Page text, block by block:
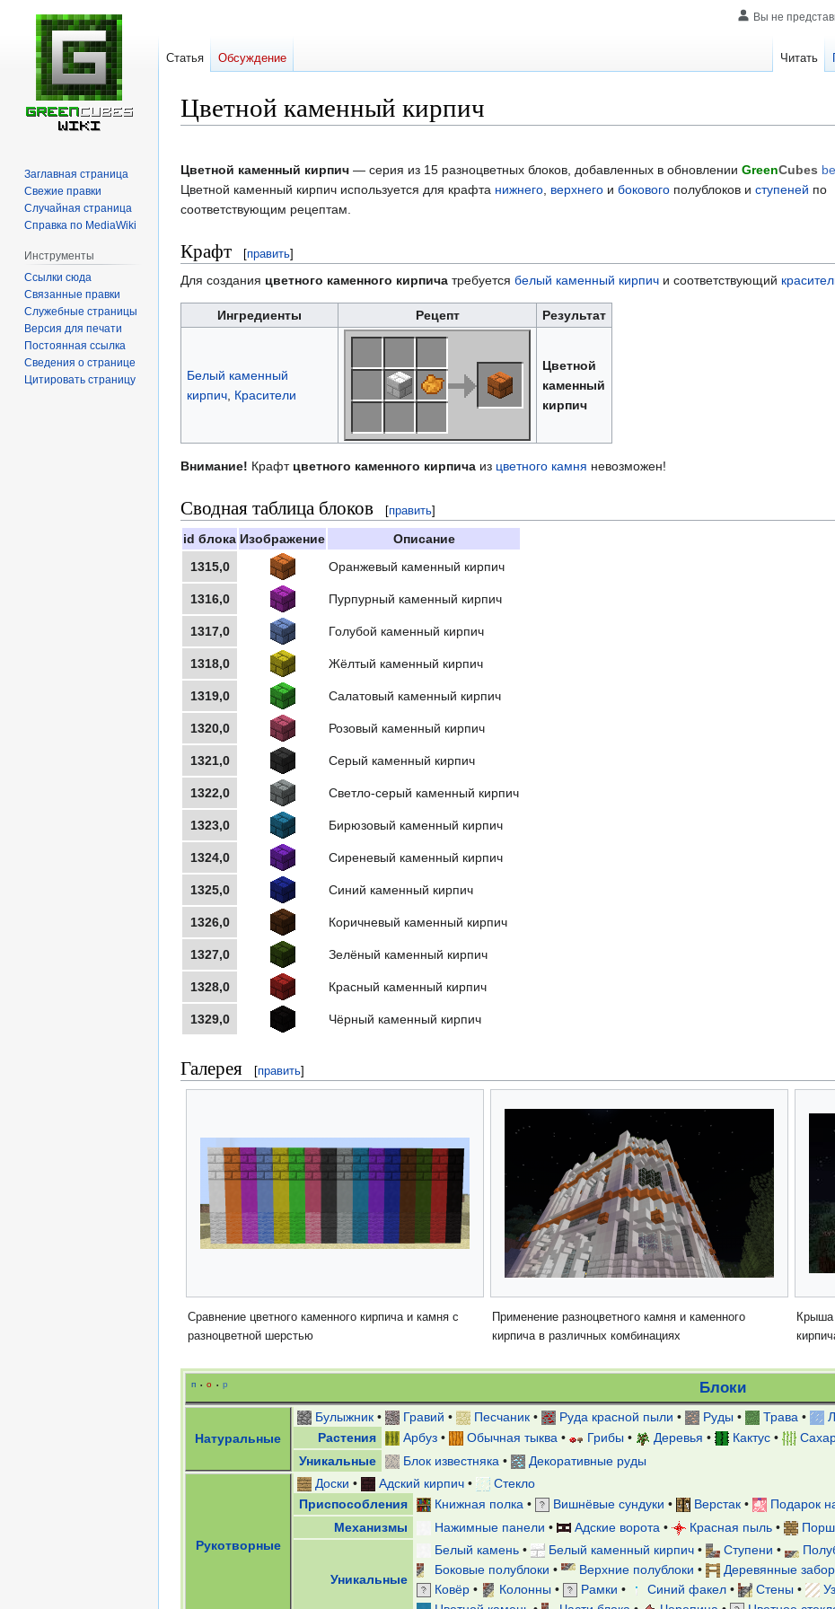
Цветной каменный кирпич
к
навигации
к
поиску
Цветной каменный кирпич — серия из 15 разноцветных блоков, добавленных в обновлении GreenCubes
Цветной каменный кирпич используется для крафта нижнего, верхнего и бокового полублоков и ступеней по
соответствующим рецептам.
Крафт [править]
Для создания цветного каменного кирпича требуется белый каменный кирпич и соответствующий
Ингредиенты Рецепт Результат
Белый каменный
кирпич, Красители
Цветной
каменный
кирпич
Внимание! Крафт цветного каменного кирпича из цветного камня невозможен!
Сводная таблица блоков [править]
id блока Изображение
Описание
1315,0
Оранжевый каменный кирпич
1316,0 Пурпурный каменный кирпич
1317,0 Голубой каменный кирпич
1318,0 Жёлтый каменный кирпич
1319,0 Салатовый каменный кирпич
1320,0 Розовый каменный кирпич
1321,0 Серый каменный кирпич
1322,0 Светло-серый каменный кирпич
1323,0 Бирюзовый каменный кирпич
1324,0 Сиреневый каменный кирпич
1325,0 Синий каменный кирпич
1326,0 Коричневый каменный кирпич
1327,0 Зелёный каменный кирпич
1328,0 Красный каменный кирпич
1329,0 Чёрный каменный кирпич
Галерея [править]
Сравнение цветного каменного кирпича и камня с
разноцветной шерстью
Применение разноцветного камня и каменного
кирпича в различных комбинациях
Крыша
п • о • р Блоки
Натуральные
Булыжник• Гравий • Песчаник• Руда красной пыли • Руды • Трава •
Растения
Арбуз• Обычная тыква • Грибы • Деревья • Кактус•
Уникальные
Блок известняка • Декоративные руды
Рукотворные
Доски • Адский кирпич•
Стекло
Приспособления
Книжная полка • Вишнёвые сундуки • Верстак• Подарок
Механизмы
Нажимные панели • Адские ворота • Красная пыль•
Уникальные
Белый камень• Белый каменный кирпич• Ступени •
Боковые полублоки • Верхние полублоки • Деревянные
Ковёр• Колонны • Рамки • Синий факел• Стены •
Вы не
Статья Обсуждение Читать
Заглавная страница
Свежие правки
Случайная страница
Справка по MediaWiki
Инструменты
Ссылки сюда
Связанные правки
Служебные страницы
Версия для печати
Постоянная ссылка
Сведения о странице
Цитировать страницу